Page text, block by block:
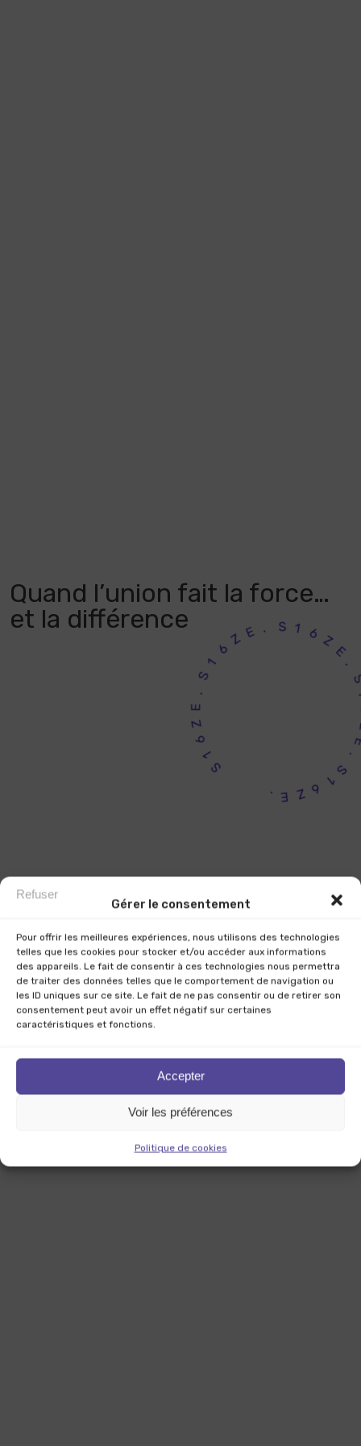
Gérer le consentement
Pour offrir les meilleures expériences, nous utilisons des technologies
telles que les cookies pour stocker et/ou accéder aux informations
des appareils. Le fait de consentir à ces technologies nous permettra
de traiter des données telles que le comportement de navigation ou
les ID uniques sur ce site. Le fait de ne pas consentir ou de retirer son
consentement peut avoir un effet négatif sur certaines
caractéristiques et fonctions.
Accepter
Refuser
Voir les préférences
Politique de cookies
Quand l’union fait la force…
et la différence
S
1
Z
E
S
1
6 Z E S1
6
Z
E
.
S
1
6
Z